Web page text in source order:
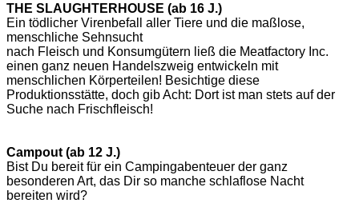
THE SLAUGHTERHOUSE (ab 16 J.)
Ein tödlicher Virenbefall aller Tiere und die maßlose,
menschliche Sehnsucht
nach Fleisch und Konsumgütern ließ die Meatfactory Inc.
einen ganz neuen Handelszweig entwickeln mit
menschlichen Körperteilen! Besichtige diese
Produktionsstätte, doch gib Acht: Dort ist man stets auf der
Suche nach Frischfleisch!
Campout (ab 12 J.)
Bist Du bereit für ein Campingabenteuer der ganz
besonderen Art, das Dir so manche schlaflose Nacht
bereiten wird?